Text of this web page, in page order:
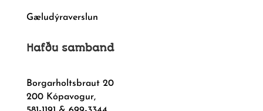
Gæludýraverslun
Hafðu samband
Borgarholtsbraut 20
200 Kópavogur,